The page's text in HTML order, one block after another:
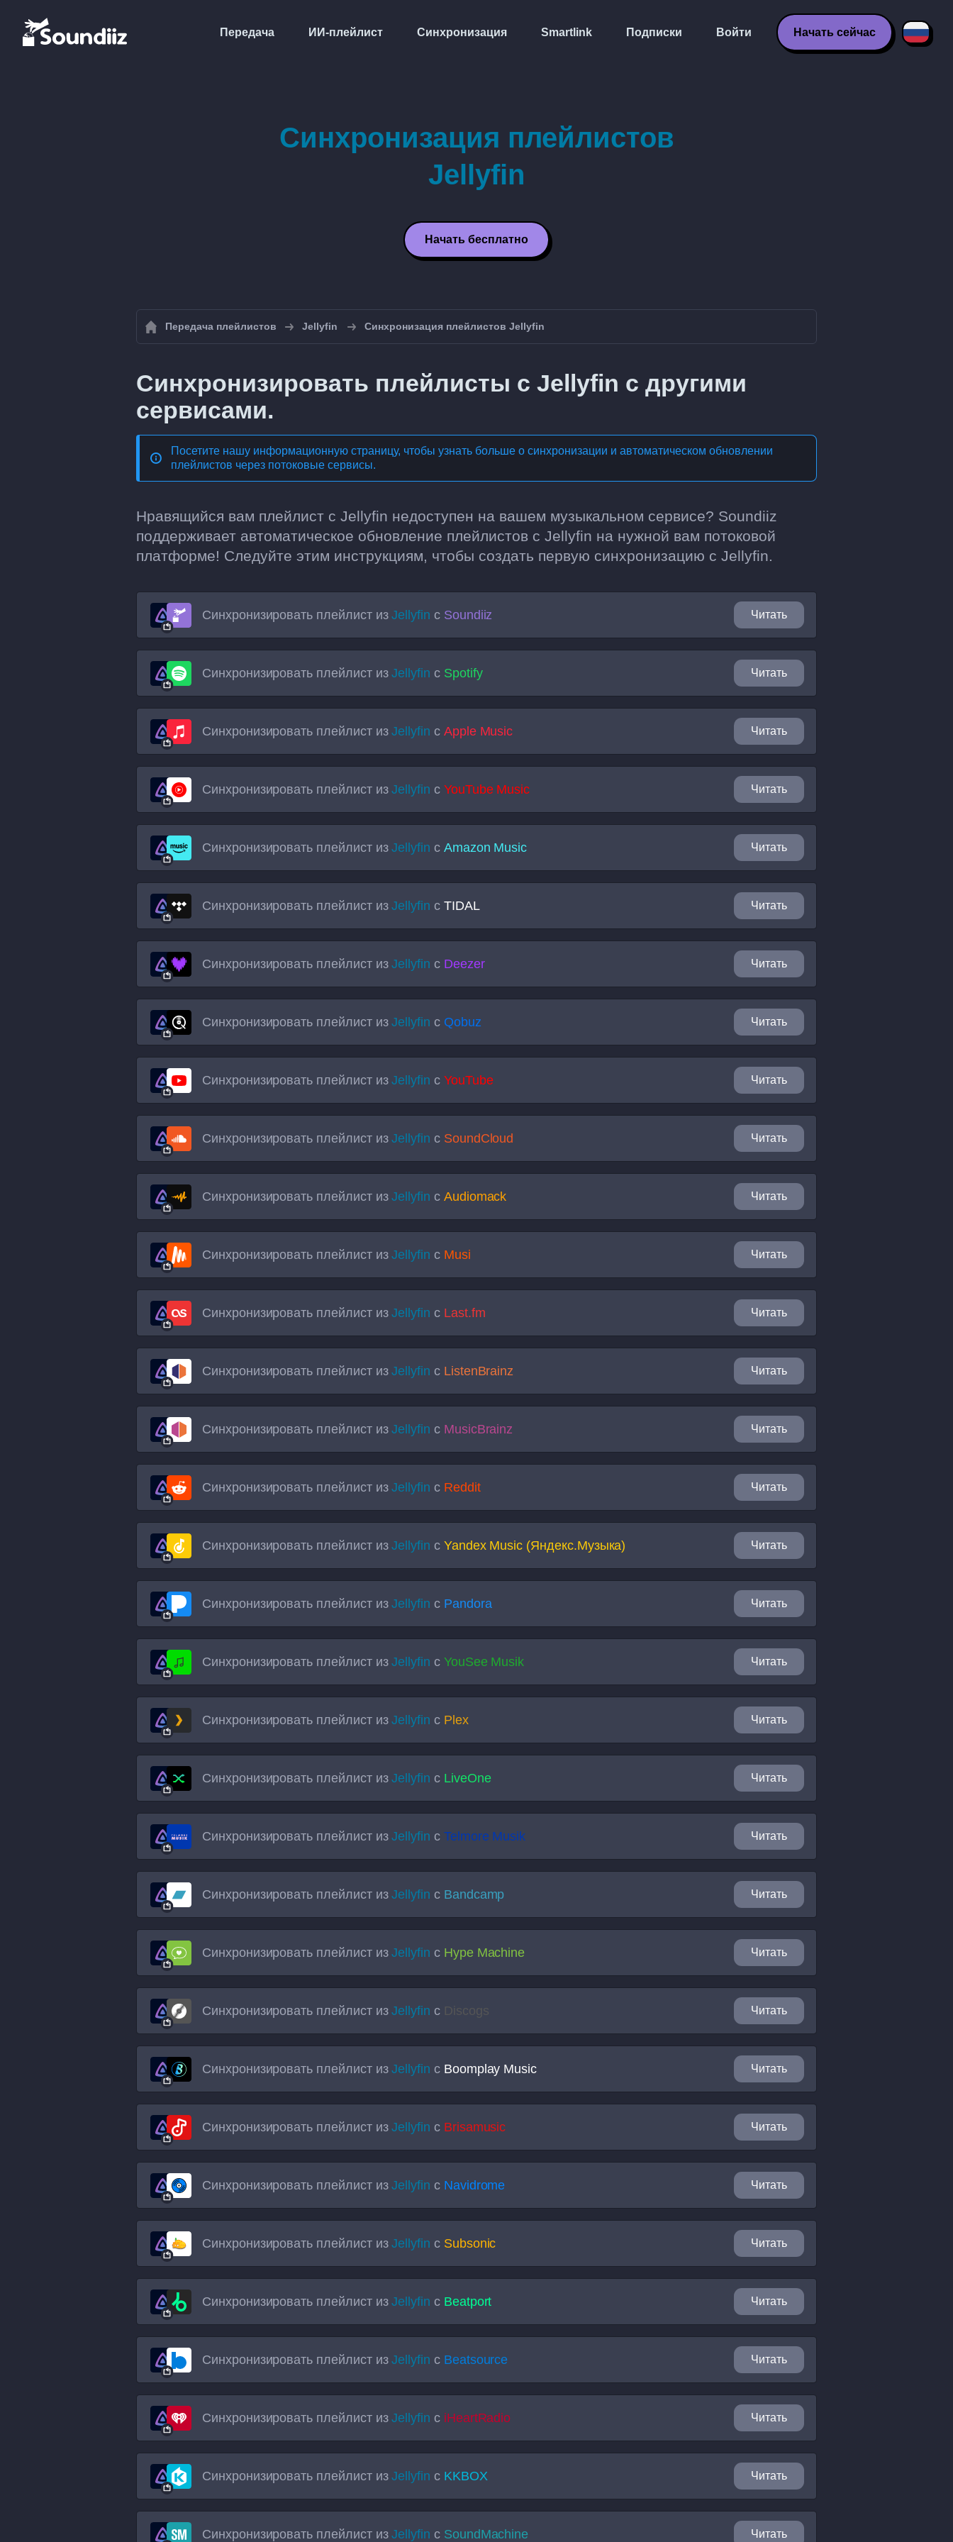
Передача ИИ-плейлист Синхронизация Smartlink Подписки Войти Начать сейчас
Синхронизация плейлистов
Jellyfin
Начать бесплатно
Передача плейлистов Jellyfin Синхронизация плейлистов Jellyfin
Синхронизировать плейлисты с Jellyfin с другими
сервисами.
Посетите нашу информационную страницу, чтобы узнать больше о синхронизации и автоматическом обновлении
плейлистов через потоковые сервисы.
Нравящийся вам плейлист с Jellyfin недоступен на вашем музыкальном сервисе? Soundiiz
поддерживает автоматическое обновление плейлистов с Jellyfin на нужной вам потоковой
платформе! Следуйте этим инструкциям, чтобы создать первую синхронизацию с Jellyfin.
Синхронизировать плейлист изJellyfin с Soundiiz Читать
Синхронизировать плейлист изJellyfin с Spotify Читать
Синхронизировать плейлист изJellyfin с Apple Music Читать
Синхронизировать плейлист изJellyfin с YouTube Music Читать
Синхронизировать плейлист изJellyfin с Amazon Music Читать
Синхронизировать плейлист изJellyfin с TIDAL Читать
Синхронизировать плейлист изJellyfin с Deezer Читать
Синхронизировать плейлист изJellyfin с Qobuz Читать
Синхронизировать плейлист изJellyfin с YouTube Читать
Синхронизировать плейлист изJellyfin с SoundCloud Читать
Синхронизировать плейлист изJellyfin с Audiomack Читать
Синхронизировать плейлист изJellyfin с Musi Читать
Синхронизировать плейлист изJellyfin с Last.fm Читать
Синхронизировать плейлист изJellyfin с ListenBrainz Читать
Синхронизировать плейлист изJellyfin с MusicBrainz Читать
Синхронизировать плейлист изJellyfin с Reddit Читать
Синхронизировать плейлист изJellyfin с Yandex Music (Яндекс.Музыка) Читать
Синхронизировать плейлист изJellyfin с Pandora Читать
Синхронизировать плейлист изJellyfin с YouSee Musik Читать
Синхронизировать плейлист изJellyfin с Plex Читать
Синхронизировать плейлист изJellyfin с LiveOne Читать
Синхронизировать плейлист изJellyfin с Telmore Musik Читать
Синхронизировать плейлист изJellyfin с Bandcamp Читать
Синхронизировать плейлист изJellyfin с Hype Machine Читать
Синхронизировать плейлист изJellyfin с Discogs Читать
Синхронизировать плейлист изJellyfin с Boomplay Music Читать
Синхронизировать плейлист изJellyfin с Brisamusic Читать
Синхронизировать плейлист изJellyfin с Navidrome Читать
Синхронизировать плейлист изJellyfin с Subsonic Читать
Синхронизировать плейлист изJellyfin с Beatport Читать
Синхронизировать плейлист изJellyfin с Beatsource Читать
Синхронизировать плейлист изJellyfin с iHeartRadio Читать
Синхронизировать плейлист изJellyfin с KKBOX Читать
Синхронизировать плейлист изJellyfin с SoundMachine Читать